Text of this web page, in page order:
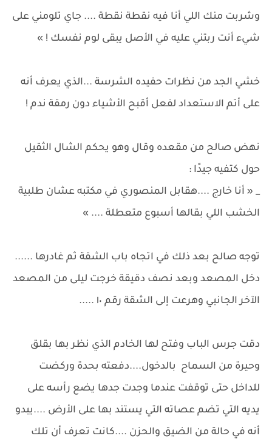
وشربت منك اللي أنا فيه نقطة نقطة .... جاي تلومني على
شيء أنت ربتني عليه في الأصل يبقى لوم نفسك ! »
خشي الجد من نظرات حفيده الشرسة ...الذي يعرف أنه
على أتم الاستعداد لفعل أقبح الأشياء دون رمقة ندم !
نهض صالح من مقعده وقال وهو يحكم الشال الثقيل
حول كتفيه جيدًا :
_ « أنا خارج ....هقابل المنصوري في مكتبه عشان طلبية
الخشب اللي بقالها أسبوع متعطلة .... »
توجه صالح بعد ذلك في اتجاه باب الشقة ثم غادرها ......
دخل المصعد وبعد نصف دقيقة خرجت ليلى من المصعد
الآخر الجانبي وهرعت إلى الشقة رقم ١٠ .....
دقت جرس الباب وفتح لها الخادم الذي نظر بها بقلق
وحيرة من السماح بالدخول....دفعته بحدة وركضت
للداخل حتى توقفت عندما وجدت جدها يضع رأسه على
يديه التي تضم عصاته التي يستند بها على الأرض ....يبدو
أنه في حالة من الضيق والحزن ....كانت تعرف أن تلك